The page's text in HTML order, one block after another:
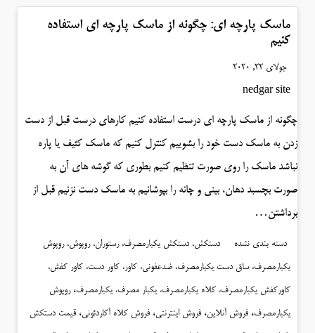
ماسک پارچه ای: چگونه از ماسک پارچه ای استفاده
کنیم
جولای 22, 2020
nedgar site
چگونه از ماسک پارچه ای درست استفاده کنیم کارهای درست قبل از دست
زدن به ماسک دست خود را بشوییم کنترل کنیم که ماسک کثیف یا پاره
نباشد ماسک را روی صورت تنظیم کنیم بطوری که گوشه های آن به
صورت بچسبد دهان، بینی و چانه را بپوشانیم به ماسک دست نزنیم قبل از
برداشتن…
دسته بندی نشده دستکش، دستکش یکبارمصرف، رستوران، روپوش، روپوش
یکبارمصرف، ساق دست یکبارمصرف، ضدعفونی، کاور، کاور دست، کاور کفش،
کاورکفش یکبارمصرف، کلاه یکبارمصرف، یکبار مصرف، یکبارمصرف،روپوش
یکبارمصرف، فروش آنلاین، فروش اینترنتی، فروش کلاه آکاردئونی، قیمت دستکش